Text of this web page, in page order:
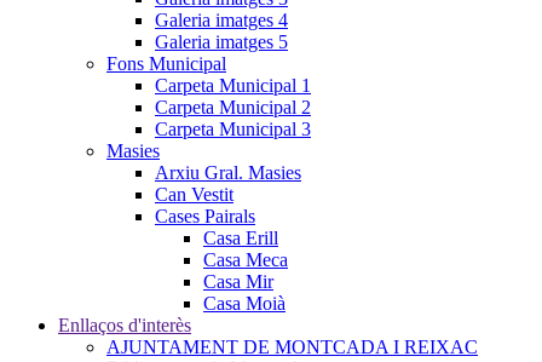
Galeria imatges 4
Galeria imatges 5
Fons Municipal
Carpeta Municipal 1
Carpeta Municipal 2
Carpeta Municipal 3
Masies
Arxiu Gral. Masies
Can Vestit
Cases Pairals
Casa Erill
Casa Meca
Casa Mir
Casa Moià
Enllaços d'interès
AJUNTAMENT DE MONTCADA I REIXAC